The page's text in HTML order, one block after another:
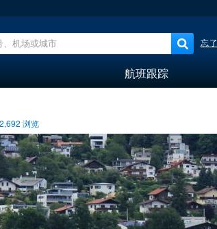
忘
航班跟踪
2,692 浏览